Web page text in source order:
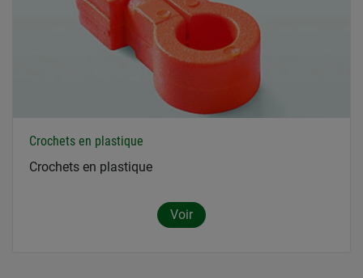
Crochets en plastique
Crochets en plastique
Voir